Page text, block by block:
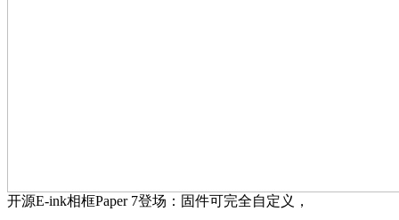
开源E-ink相框Paper 7登场：固件可完全自定义，